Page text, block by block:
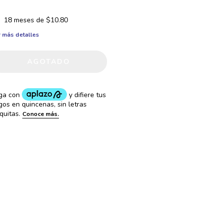
18 meses de $10.80
más detalles